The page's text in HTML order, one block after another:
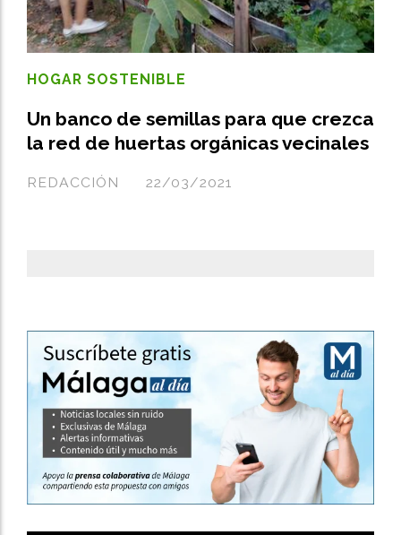
Un banco de semillas para que crezca
la red de huertas orgánicas vecinales
REDACCIÓN
HOGAR SOSTENIBLE
22/03/2021